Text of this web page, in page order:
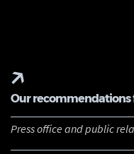
Our recommendations
Press office and public